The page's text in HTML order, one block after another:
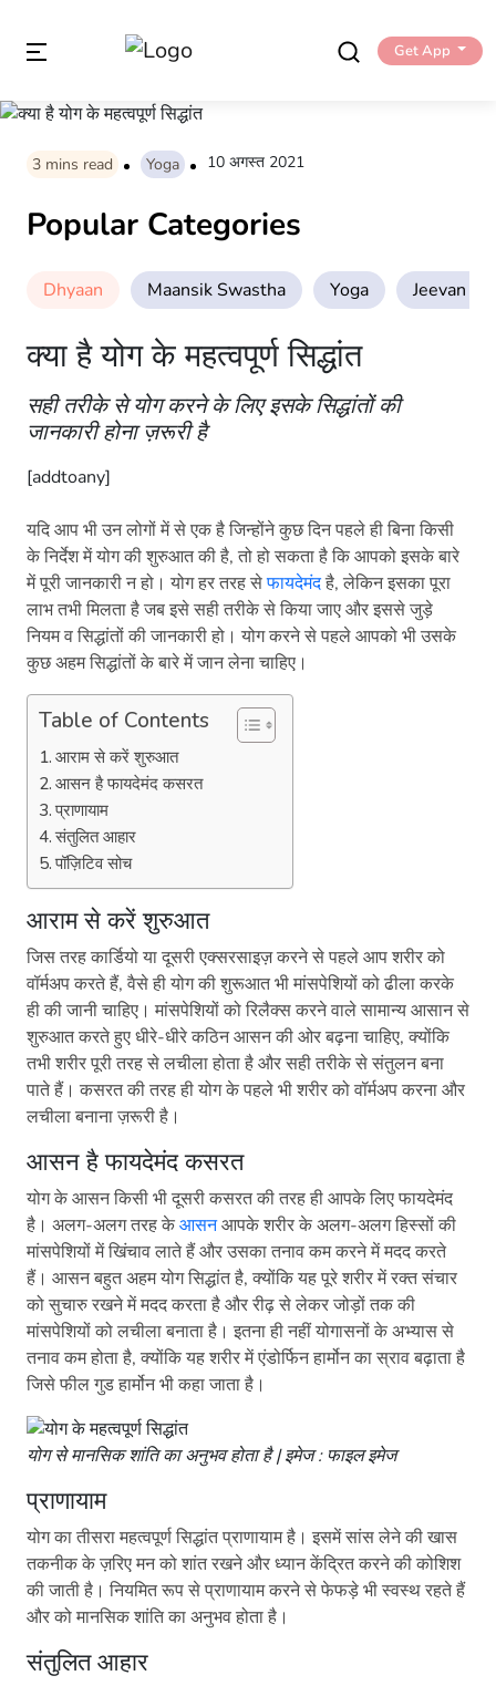
Get App
3 mins read Yoga 10 अगस्त 2021
Popular Categories
Dhyaan Maansik Swastha Yoga Jeevan
क्या है योग के महत्वपूर्ण सिद्धांत
सही तरीके से योग करने के लिए इसके सिद्धांतों की
जानकारी होना ज़रूरी है
[addtoany]
यदि आप भी उन लोगों में से एक है जिन्होंने कुछ दिन पहले ही बिना किसी
के निर्देश में योग की शुरुआत की है, तो हो सकता है कि आपको इसके बारे
में पूरी जानकारी न हो। योग हर तरह सेफायदेमंदहै, लेकिन इसका पूरा
लाभ तभी मिलता है जब इसे सही तरीके से किया जाए और इससे जुड़े
नियम व सिद्धांतों की जानकारी हो। योग करने से पहले आपको भी उसके
कुछ अहम सिद्धांतों के बारे में जान लेना चाहिए।
Table of Contents
आराम से करें शुरुआत
आसन है फायदेमंद कसरत
प्राणायाम
संतुलित आहार
पॉज़िटिव सोच
आराम से करें शुरुआत
जिस तरह कार्डियो या दूसरी एक्सरसाइज़ करने से पहले आप शरीर को
वॉर्मअप करते हैं, वैसे ही योग की शुरूआत भी मांसपेशियों को ढीला करके
ही की जानी चाहिए। मांसपेशियों को रिलैक्स करने वाले सामान्य आसान से
शुरुआत करते हुए धीरे-धीरे कठिन आसन की ओर बढ़ना चाहिए, क्योंकि
तभी शरीर पूरी तरह से लचीला होता है और सही तरीके से संतुलन बना
पाते हैं। कसरत की तरह ही योग के पहले भी शरीर को वॉर्मअप करना और
लचीला बनाना ज़रूरी है।
आसन है फायदेमंद कसरत
योग के आसन किसी भी दूसरी कसरत की तरह ही आपके लिए फायदेमंद
है। अलग-अलग तरह केआसनआपके शरीर के अलग-अलग हिस्सों की
मांसपेशियों में खिंचाव लाते हैं और उसका तनाव कम करने में मदद करते
हैं। आसन बहुत अहम योग सिद्धांत है, क्योंकि यह पूरे शरीर में रक्त संचार
को सुचारु रखने में मदद करता है और रीढ़ से लेकर जोड़ों तक की
मांसपेशियों को लचीला बनाता है। इतना ही नहीं योगासनों के अभ्यास से
तनाव कम होता है, क्योंकि यह शरीर में एंडोर्फिन हार्मोन का स्राव बढ़ाता है
जिसे फील गुड हार्मोन भी कहा जाता है।
योग से मानसिक शांति का अनुभव होता है | इमेज : फाइल इमेज
प्राणायाम
योग का तीसरा महत्वपूर्ण सिद्धांत प्राणायाम है। इसमें सांस लेने की खास
तकनीक के ज़रिए मन को शांत रखने और ध्यान केंद्रित करने की कोशिश
की जाती है। नियमित रूप से प्राणायाम करने से फेफड़े भी स्वस्थ रहते हैं
और को मानसिक शांति का अनुभव होता है।
संतुलित आहार